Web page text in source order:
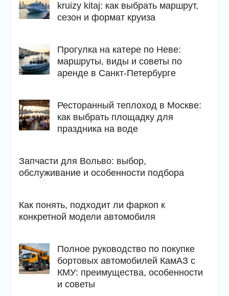
kruizy kitaj: как выбрать маршрут,
сезон и формат круиза
Прогулка на катере по Неве:
маршруты, виды и советы по
аренде в Санкт-Петербурге
Ресторанный теплоход в Москве:
как выбрать площадку для
праздника на воде
Запчасти для Вольво: выбор,
обслуживание и особенности подбора
Как понять, подходит ли фаркоп к
конкретной модели автомобиля
Полное руководство по покупке
бортовых автомобилей КамАЗ с
КМУ: преимущества, особенности
и советы